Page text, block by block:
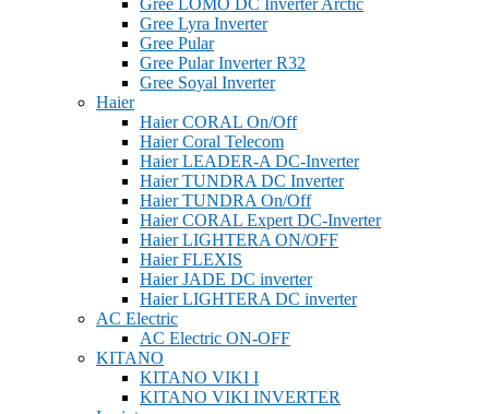
Gree LOMO DC Inverter Arctic
Gree Lyra Inverter
Gree Pular
Gree Pular Inverter R32
Gree Soyal Inverter
Haier
Haier CORAL On/Off
Haier Coral Telecom
Haier LEADER-A DC-Inverter
Haier TUNDRA DC Inverter
Haier TUNDRA On/Off
Haier CORAL Expert DC-Inverter
Haier LIGHTERA ON/OFF
Haier FLEXIS
Haier JADE DC inverter
Haier LIGHTERA DC inverter
AC Electric
AC Electric ON-OFF
KITANO
KITANO VIKI I
KITANO VIKI INVERTER